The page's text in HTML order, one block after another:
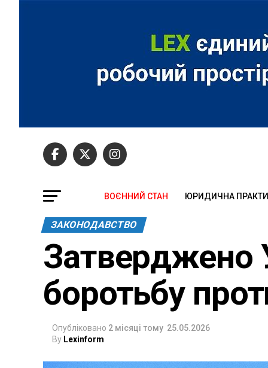
ВОЄННИЙ СТАН ЮРИДИЧНА
ЗАКОНОДАВСТВО
Затверджено
боротьбу
Опубліковано 2 місяці тому 25.05.2026
By Lexinform